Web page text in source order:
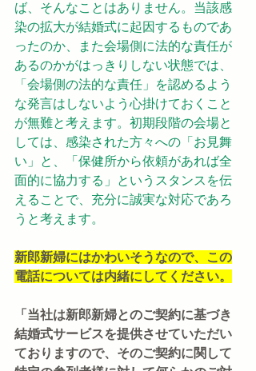
ば、そんなことはありません。当該感
染の拡大が結婚式に起因するものであ
ったのか、また会場側に法的な責任が
あるのかがはっきりしない状態では、
「会場側の法的な責任」を認めるよう
な発言はしないよう心掛けておくこと
が無難と考えます。初期段階の会場と
しては、感染された方々への「お見舞
い」と、「保健所から依頼があれば全
面的に協力する」というスタンスを伝
えることで、充分に誠実な対応であろ
うと考えます。
新郎新婦にはかわいそうなので、この
電話については内緒にしてください。
「当社は新郎新婦とのご契約に基づき
結婚式サービスを提供させていただい
ておりますので、そのご契約に関して